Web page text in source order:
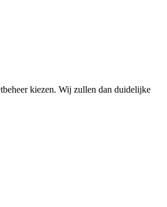
kiezen. Wij zullen dan duidelijke